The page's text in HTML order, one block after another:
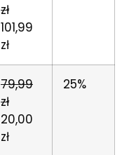
zł
101,99
zł
79,99
zł
20,00
zł
25%